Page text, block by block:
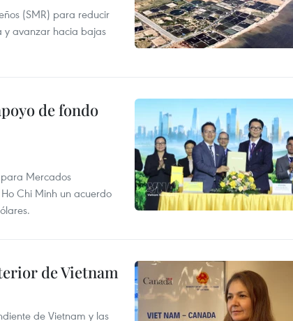
(SMR) para reducir
y avanzar hacia bajas
de fondo
Mercados
Chi Minh un acuerdo
de Vietnam
de Vietnam y las